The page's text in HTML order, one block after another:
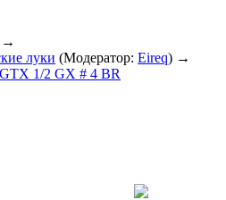
→
луки (Модератор: Eireq) →
1/2 GX # 4 BR